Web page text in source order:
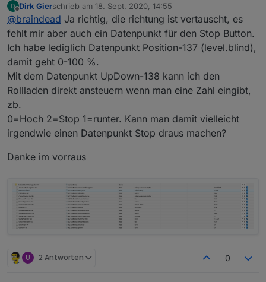
100% haben. Bei einigen bedeutet es 100% Licht
kommen rein, bei anderen 100% Dunkelheit. Im
ioBroker gibt es (noch) keine einheitliche
Übersetzung dafür. Kann jarvis das irgendwie (via
JSON) umrechnen? Ich meine das irgendwann mal
auf einen Screenshot gesehen zu haben, aber weil
es für mich keine Rolle gespielt hat, habe ich es
nicht näher verfolgt.
Offline
Dirk Gierschrieb am 18. Sept. 2020, 14:55
zuletzt editiert von
@braindead Ja richtig, die richtung ist vertauscht, es
fehlt mir aber auch ein Datenpunkt für den Stop Button.
Ich habe lediglich Datenpunkt Position-137 (level.blind),
damit geht 0-100 %.
Mit dem Datenpunkt UpDown-138 kann ich den
Rollladen direkt ansteuern wenn man eine Zahl eingibt,
zb.
0=Hoch 2=Stop 1=runter. Kann man damit vielleicht
irgendwie einen Datenpunkt Stop draus machen?
Danke im vorraus
U 2 Antworten 0